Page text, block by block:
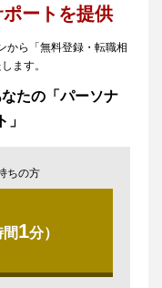
ートを提供
から「無料登録・転職相
ます。
たの「パーソナ
」
ちの方
1分）